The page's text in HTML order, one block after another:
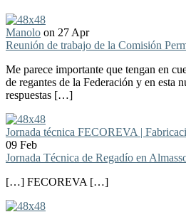
Manolo on 27 Apr
Reunión de trabajo de la Comisión
Me parece importante que tengan en
de regantes de la Federación y en esta
respuestas […]
Jornada técnica FECOREVA |
09 Feb
Jornada Técnica de Regadío en
[…] FECOREVA […]